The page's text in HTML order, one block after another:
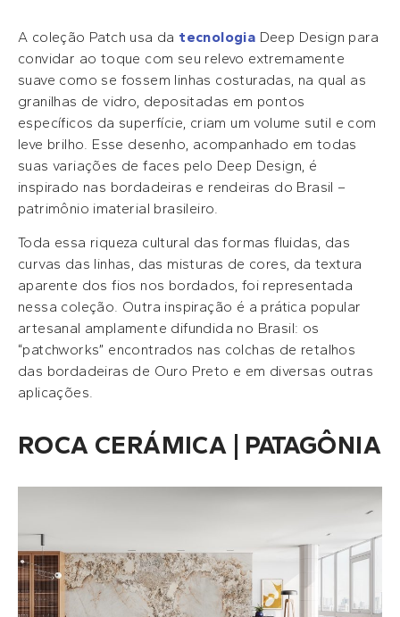
A coleção Patch usa da tecnologia Deep Design para
convidar ao toque com seu relevo extremamente
suave como se fossem linhas costuradas, na qual as
granilhas de vidro, depositadas em pontos
específicos da superfície, criam um volume sutil e com
leve brilho. Esse desenho, acompanhado em todas
suas variações de faces pelo Deep Design, é
inspirado nas bordadeiras e rendeiras do Brasil –
patrimônio imaterial brasileiro.
Toda essa riqueza cultural das formas fluidas, das
curvas das linhas, das misturas de cores, da textura
aparente dos fios nos bordados, foi representada
nessa coleção. Outra inspiração é a prática popular
artesanal amplamente difundida no Brasil: os
“patchworks” encontrados nas colchas de retalhos
das bordadeiras de Ouro Preto e em diversas outras
aplicações.
ROCA CERÁMICA | PATAGÔNIA